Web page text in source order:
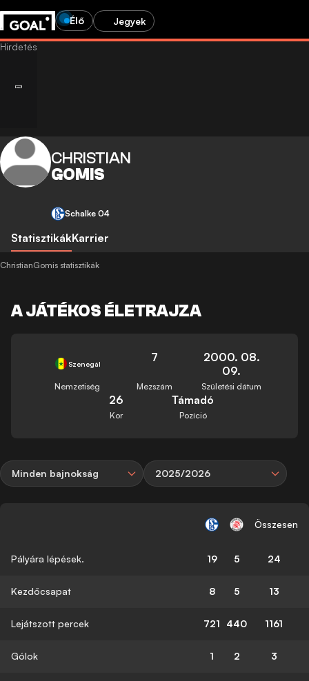
Élő Jegyek
CHRISTIAN
GOMIS
Schalke 04
StatisztikákKarrier
ChristianGomis statisztikák
A JÁTÉKOS ÉLETRAJZA
Szenegál
Nemzetiség
7
Mezszám
2000. 08.
09.
Születési dátum
26
Kor
Támadó
Pozíció
Minden bajnokság 2025/2026
Összesen
Pályára lépések. 19 5 24
Kezdőcsapat 8 5 13
Lejátszott percek 721 440 1161
Gólok 1 2 3